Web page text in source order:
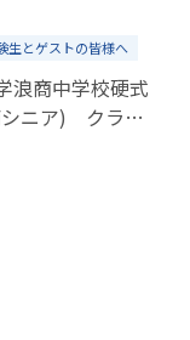
生とゲストの皆様へ
浪商中学校硬式
ニア) クラブ